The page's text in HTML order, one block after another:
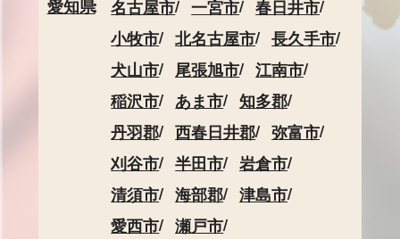
愛知県 名古屋市 一宮市
春日井市
小牧市
北名古屋市
長久手市
犬山市
尾張旭市
江南市
稲沢市
あま市
知多郡
丹羽郡
西春日井郡
弥富市
刈谷市
半田市
岩倉市
清須市
海部郡
津島市
愛西市
瀬戸市